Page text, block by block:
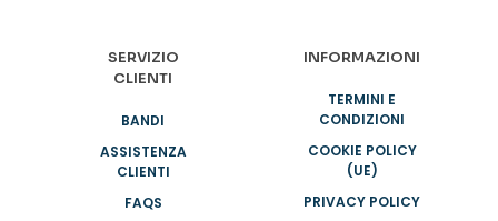
SERVIZIO
CLIENTI
BANDI
ASSISTENZA
CLIENTI
FAQS
INFORMAZIONI
TERMINI E
CONDIZIONI
COOKIE POLICY
(UE)
PRIVACY POLICY